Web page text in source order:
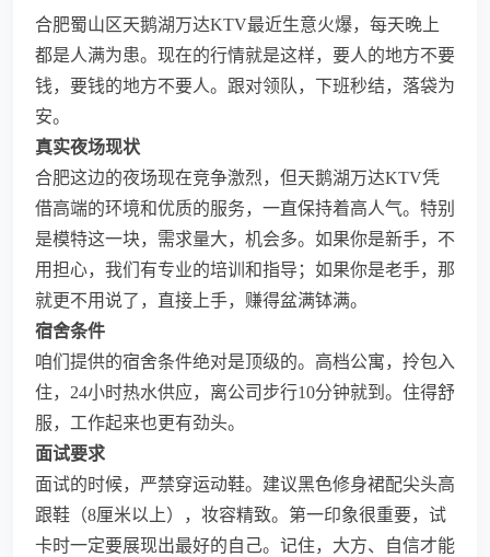
合肥蜀山区天鹅湖万达KTV最近生意火爆，每天晚上
都是人满为患。现在的行情就是这样，要人的地方不要
钱，要钱的地方不要人。跟对领队，下班秒结，落袋为
安。
真实夜场现状
合肥这边的夜场现在竞争激烈，但天鹅湖万达KTV凭
借高端的环境和优质的服务，一直保持着高人气。特别
是模特这一块，需求量大，机会多。如果你是新手，不
用担心，我们有专业的培训和指导；如果你是老手，那
就更不用说了，直接上手，赚得盆满钵满。
宿舍条件
咱们提供的宿舍条件绝对是顶级的。高档公寓，拎包入
住，24小时热水供应，离公司步行10分钟就到。住得舒
服，工作起来也更有劲头。
面试要求
面试的时候，严禁穿运动鞋。建议黑色修身裙配尖头高
跟鞋（8厘米以上），妆容精致。第一印象很重要，试
卡时一定要展现出最好的自己。记住，大方、自信才能